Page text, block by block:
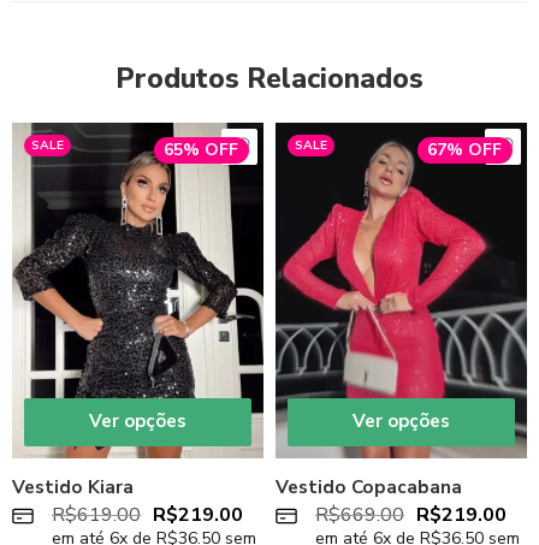
Produtos Relacionados
SALE 65% OFF
Ver opções
Vestido Kiara
R$619.00 R$219.00
em até 6x de R$36.50 sem
SALE 67% OFF
Ver opções
Vestido Copacabana
R$669.00 R$219.00
em até 6x de R$36.50 sem